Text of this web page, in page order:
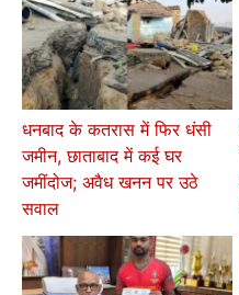
धनबाद के कतरास में फिर धंसी
जमीन, छाताबाद में कई घर
जमींदोज; अवैध खनन पर उठे
सवाल